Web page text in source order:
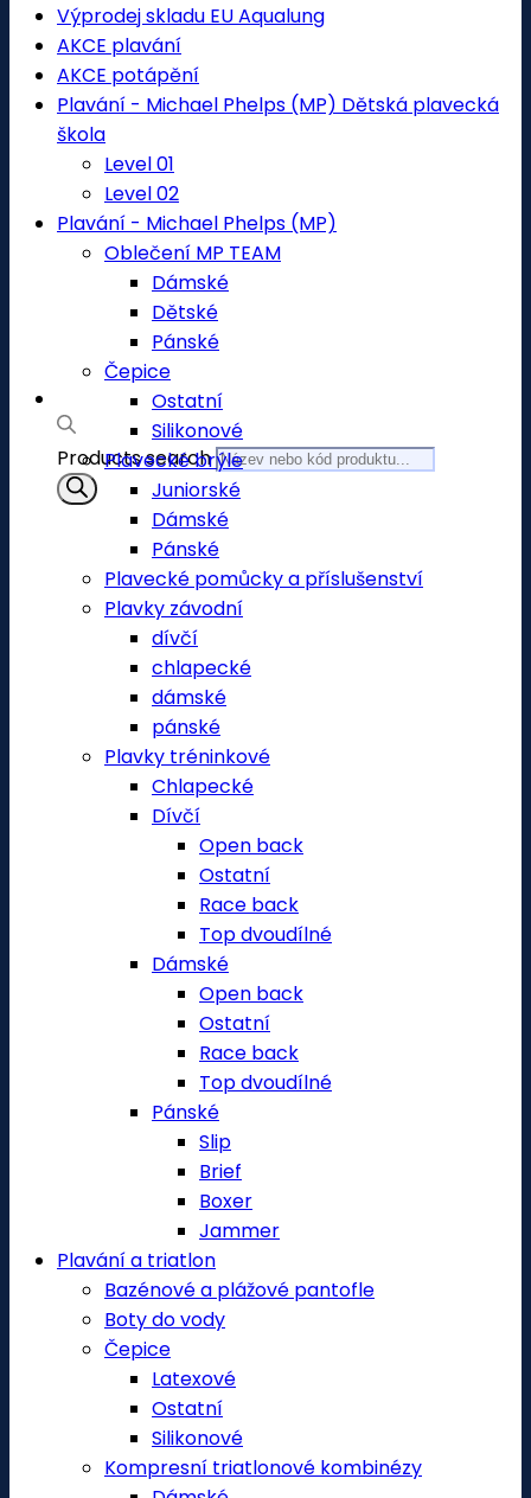
Products search
Výprodej skladu EU Aqualung
AKCE plavání
AKCE potápění
Plavání - Michael Phelps (MP) Dětská plavecká
škola
Level 01
Level 02
Plavání - Michael Phelps (MP)
Oblečení MP TEAM
Dámské
Dětské
Pánské
Čepice
Ostatní
Silikonové
Plavecké brýle
Juniorské
Dámské
Pánské
Plavecké pomůcky a příslušenství
Plavky závodní
dívčí
chlapecké
dámské
pánské
Plavky tréninkové
Chlapecké
Dívčí
Open back
Ostatní
Race back
Top dvoudílné
Dámské
Open back
Ostatní
Race back
Top dvoudílné
Pánské
Slip
Brief
Boxer
Jammer
Plavání a triatlon
Bazénové a plážové pantofle
Boty do vody
Čepice
Latexové
Ostatní
Silikonové
Kompresní triatlonové kombinézy